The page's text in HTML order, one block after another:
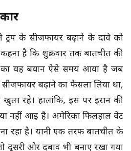
ट्रंप के सीजफायर बढ़ाने के दावे को
है कि शुक्रवार तक बातचीत की
का यह बयान ऐसे समय आया है जब
बढ़ाने का फैसला लिया था,
खुला रहे। हालांकि, इस पर ईरान की
नहीं आई है। अमेरिका फिलहाल वेट
रहा है। यानी एक तरफ बातचीत के
ओर दबाव भी बनाए रखा गया